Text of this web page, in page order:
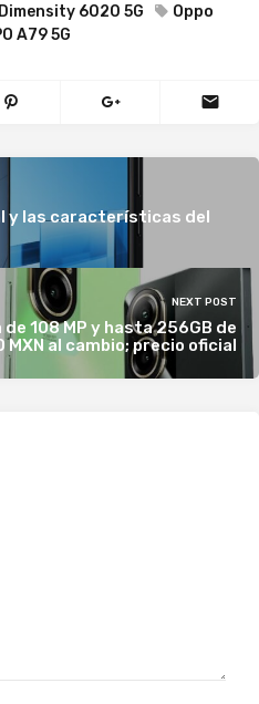
Dimensity 6020 5G
Oppo
A79 5G
y las características del
NEXT POST
de 108 MP y hasta 256GB de
al cambio; precio oficial